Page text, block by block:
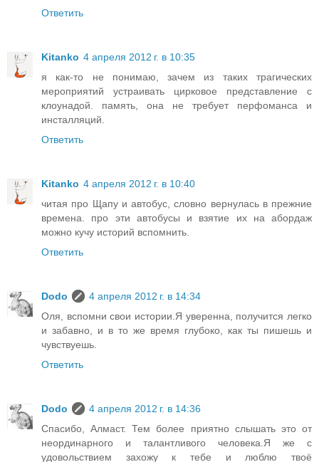
Ответить
Kitanko 4 апреля 2012 г. в 10:35
я как-то не понимаю, зачем из таких трагических
мероприятий устраивать цирковое представление с
клоунадой. память, она не требует перфоманса и
инсталляций.
Ответить
Kitanko 4 апреля 2012 г. в 10:40
читая про Щапу и автобус, словно вернулась в прежние
времена. про эти автобусы и взятие их на абордаж
можно кучу историй вспомнить.
Ответить
Dodo
4 апреля 2012 г. в 14:34
Оля, вспомни свои истории.Я уверенна, получится легко
и забавно, и в то же время глубоко, как ты пишешь и
чувствуешь.
Ответить
Dodo
4 апреля 2012 г. в 14:36
Спасибо, Алмаст. Тем более приятно слышать это от
неординарного и талантливого человека.Я же с
удовольствием захожу к тебе и люблю твоё